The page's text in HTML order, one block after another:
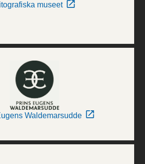
museet
Waldemarsudde